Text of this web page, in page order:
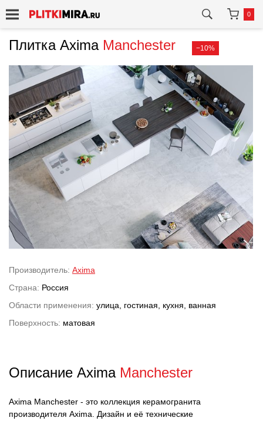
0
Плитка Axima Manchester −10%
Производитель: Axima
Страна: Россия
Области применения: улица, гостиная, кухня, ванная
Поверхность: матовая
Описание Axima Manchester
Axima Manchester - это коллекция керамогранита
производителя Axima. Дизайн и её технические